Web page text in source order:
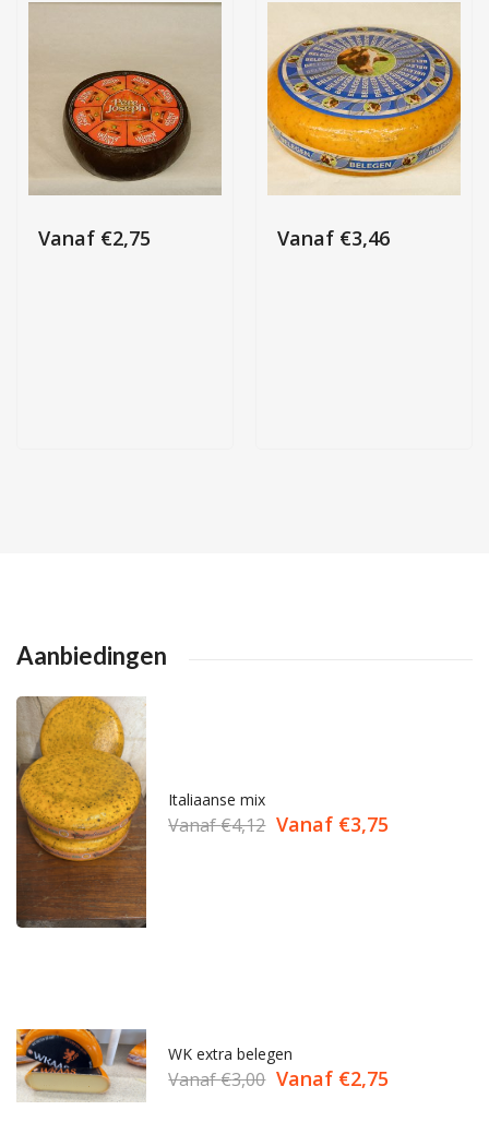
Vanaf €2,75 Vanaf €3,46
Aanbiedingen
Italiaanse mix
Vanaf€4,12 Vanaf €3,75
WK extra belegen
Vanaf€3,00 Vanaf €2,75